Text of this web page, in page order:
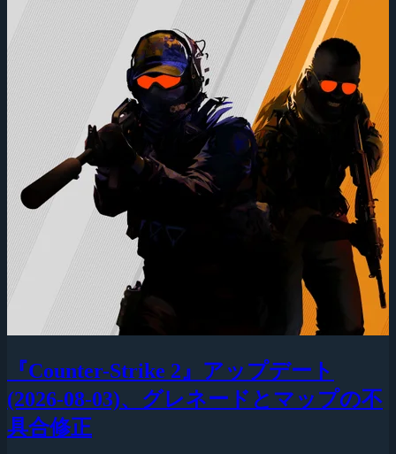
『Counter-Strike 2』アップデート
(2026-08-03)、グレネードとマップの不
具合修正